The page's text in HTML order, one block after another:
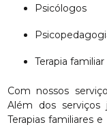
Psicólogos
Terapia familiar
Com nossos
Além dos serviços
Terapias familiares